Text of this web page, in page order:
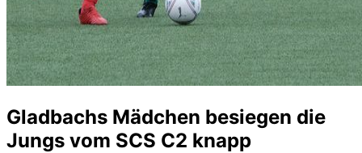
Gladbachs Mädchen besiegen die
Jungs vom SCS C2 knapp